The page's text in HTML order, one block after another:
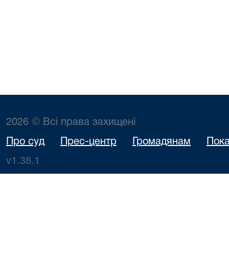
2026 © Всі права захищені
Про суд Прес-центр Громадянам
v1.38.1